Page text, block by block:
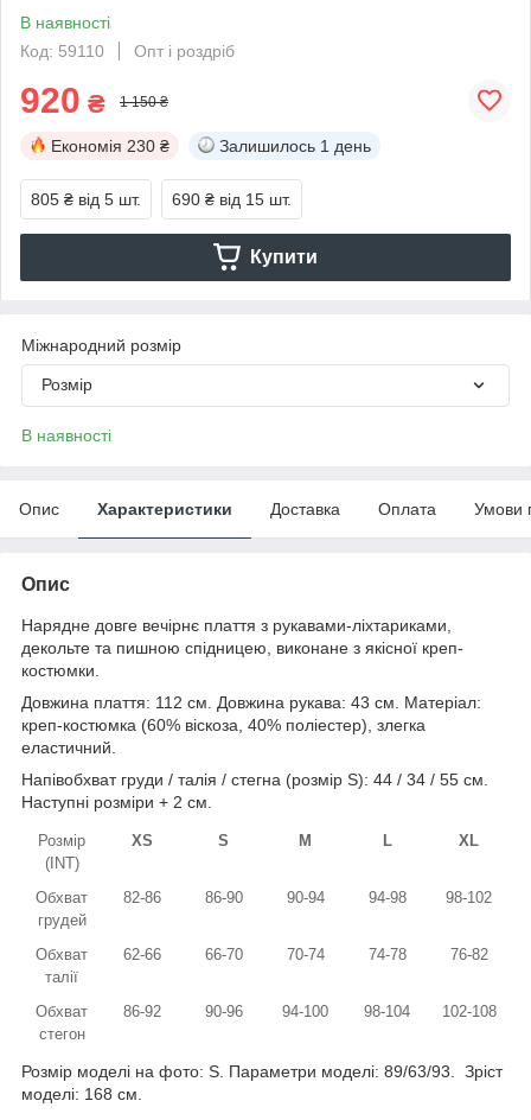
В наявності
Код: 59110
Опт і роздріб
920 ₴ 1 150 ₴
Економія 230 ₴ Залишилось 1 день
805 ₴ від 5 шт. 690 ₴ від 15 шт.
Купити
Міжнародний розмір
Розмір
В наявності
Опис Характеристики Доставка Оплата Умови
Опис
Нарядне довге вечірнє плаття з рукавами-ліхтариками,
декольте та пишною спідницею, виконане з якісної креп-
костюмки.
Довжина плаття: 112 см. Довжина рукава: 43 см. Матеріал:
креп-костюмка (60% віскоза, 40% поліестер), злегка
еластичний.
Напівобхват груди / талія / стегна (розмір S): 44 / 34 / 55 см.
Наступні розміри + 2 см.
Розмір
(INT)
XS S M L XL
Обхват
грудей
82-86 86-90 90-94 94-98 98-102
Обхват
талії
62-66 66-70 70-74 74-78 76-82
Обхват
стегон
86-92 90-96 94-100 98-104 102-108
Розмір моделі на фото: S. Параметри моделі: 89/63/93. Зріст
моделі: 168 см.